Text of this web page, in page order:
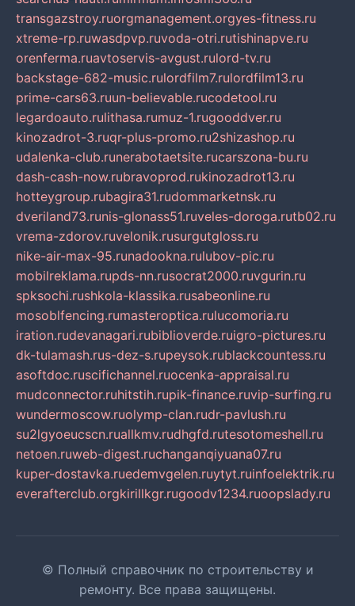
transgazstroy.ruorgmanagement.orgyes-fitness.ru
xtreme-rp.ruwasdpvp.ruvoda-otri.rutishinapve.ru
orenferma.ruavtoservis-avgust.rulord-tv.ru
backstage-682-music.rulordfilm7.rulordfilm13.ru
prime-cars63.ruun-believable.rucodetool.ru
legardoauto.rulithasa.rumuz-1.rugooddver.ru
kinozadrot-3.ruqr-plus-promo.ru2shizashop.ru
udalenka-club.runerabotaetsite.rucarszona-bu.ru
dash-cash-now.rubravoprod.rukinozadrot13.ru
hotteygroup.rubagira31.rudommarketnsk.ru
dveriland73.runis-glonass51.ruveles-doroga.rutb02.ru
vrema-zdorov.ruvelonik.rusurgutgloss.ru
nike-air-max-95.runadookna.rulubov-pic.ru
mobilreklama.rupds-nn.rusocrat2000.ruvgurin.ru
spksochi.rushkola-klassika.rusabeonline.ru
mosoblfencing.rumasteroptica.rulucomoria.ru
iration.rudevanagari.rubiblioverde.ruigro-pictures.ru
dk-tulamash.rus-dez-s.rupeysok.rublackcountess.ru
asoftdoc.ruscifichannel.ruocenka-appraisal.ru
mudconnector.ruhitstih.rupik-finance.ruvip-surfing.ru
wundermoscow.ruolymp-clan.rudr-pavlush.ru
su2lgyoeucscn.ruallkmv.rudhgfd.rutesotomeshell.ru
netoen.ruweb-digest.ruchanganqiyuana07.ru
kuper-dostavka.ruedemvgelen.ruytyt.ruinfoelektrik.ru
everafterclub.orgkirillkgr.rugoodv1234.ruoopslady.ru
© Полный справочник по строительству и
ремонту. Все права защищены.